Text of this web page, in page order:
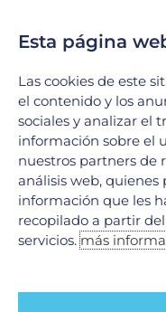
marzo 2021
febrero 2021
diciembre 2020
noviembre 2020
octubre 2020
septiembre 2020
agosto 2020
junio 2020
abril 2020
Esta página
Las cookies de este
el contenido y los
sociales y analizar el
información sobre el
nuestros partners de
análisis web,
información que les
recopilado a partir
servicios.más